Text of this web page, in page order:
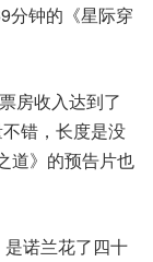
分钟的《星际穿
房收入达到了
错，长度是没
道》的预告片也
诺兰花了四十